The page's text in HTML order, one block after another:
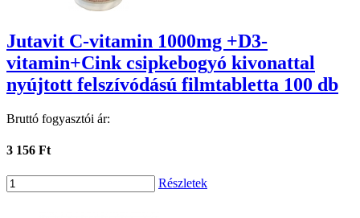
Jutavit C-vitamin 1000mg +D3-
vitamin+Cink csipkebogyó kivonattal
nyújtott felszívódású filmtabletta 100 db
Bruttó fogyasztói ár:
3 156 Ft
Részletek